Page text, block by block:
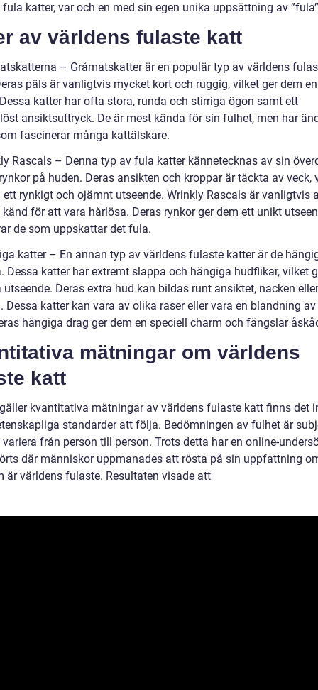
katter, var och en med sin egen unika uppsättning av
av världens fulaste katt
– Gråmatskatter är en populär typ av världens
päls är vanligtvis mycket kort och ruggig, vilket ger dem
katter har ofta stora, runda och stirriga ögon samt ett
ansiktsuttryck. De är mest kända för sin fulhet, men har
fascinerar många kattälskare.
Rascals – Denna typ av fula katter kännetecknas av sin
på huden. Deras ansikten och kroppar är täckta av veck,
ett rynkigt och ojämnt utseende. Wrinkly Rascals är vanligtvis
känd för att vara hårlösa. Deras rynkor ger dem ett unikt
de som uppskattar det fula.
katter – En annan typ av världens fulaste katter är de
Dessa katter har extremt slappa och hängiga hudflikar, vilket
utseende. Deras extra hud kan bildas runt ansiktet, nacken eller
Dessa katter kan vara av olika raser eller vara en blandning
hängiga drag ger dem en speciell charm och fängslar
mätningar om världens
katt
kvantitativa mätningar av världens fulaste katt finns det
standarder att följa. Bedömningen av fulhet är
från person till person. Trots detta har en online-
där människor uppmanades att rösta på sin uppfattning
är världens fulaste. Resultaten visade att